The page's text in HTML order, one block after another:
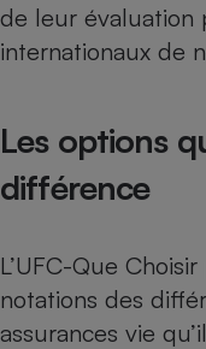
de leur évaluation
internationaux de
Les options
différence
L’UFC-Que
notations des
assurances vie